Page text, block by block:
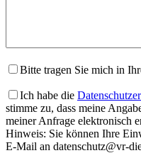
Bitte tragen Sie mich in
Ich habe die
stimme zu, dass meine
meiner Anfrage elektronisch
Hinweis: Sie können Ihre
E-Mail an datenschutz@vr-